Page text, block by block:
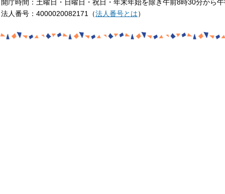
開庁時間：土曜日・日曜日・祝日・年末年始を除き午前8時30分から
法人番号：4000020082171（法人番号とは）